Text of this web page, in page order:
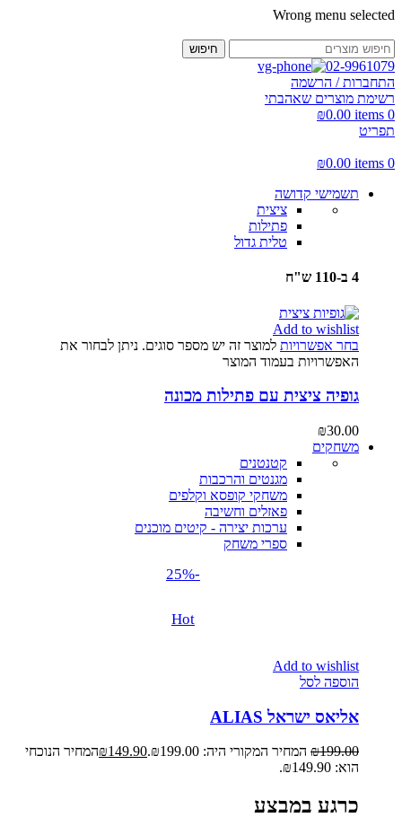
Wrong menu selected
חיפוש
02-9961079
התחברות / הרשמה
רשימת מוצרים שאהבתי
0
items
₪0.00
תפריט
0
items
₪0.00
תשמישי קדושה
ציצית
פתילות
טלית גדול
4 ב-110 ש"ח
Add to wishlist
בחר אפשרויות למוצר זה יש מספר סוגים. ניתן לבחור את
האפשרויות בעמוד המוצר
גופיה ציצית עם פתילות מכונה
₪30.00
משחקים
קטנטנים
מגנטים והרכבות
משחקי קופסא וקלפים
פאזלים וחשיבה
ערכות יצירה - קיטים מוכנים
ספרי משחק
-25%
Hot
Add to wishlist
הוספה לסל
אליאס ישראל ALIAS
₪199.00 המחיר המקורי היה: ₪199.00. ₪149.90
המחיר הנוכחי
הוא: ₪149.90.
כרגע במבצע